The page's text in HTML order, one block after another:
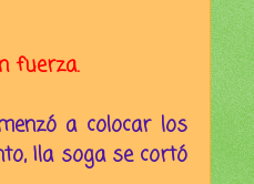
fuerza.
a colocar los
¡la soga se cortó